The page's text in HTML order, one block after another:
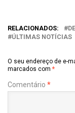
RELACIONADOS:
ÚLTIMAS NOTÍCIAS
O seu endereço de e-
marcados com *
Comentário *